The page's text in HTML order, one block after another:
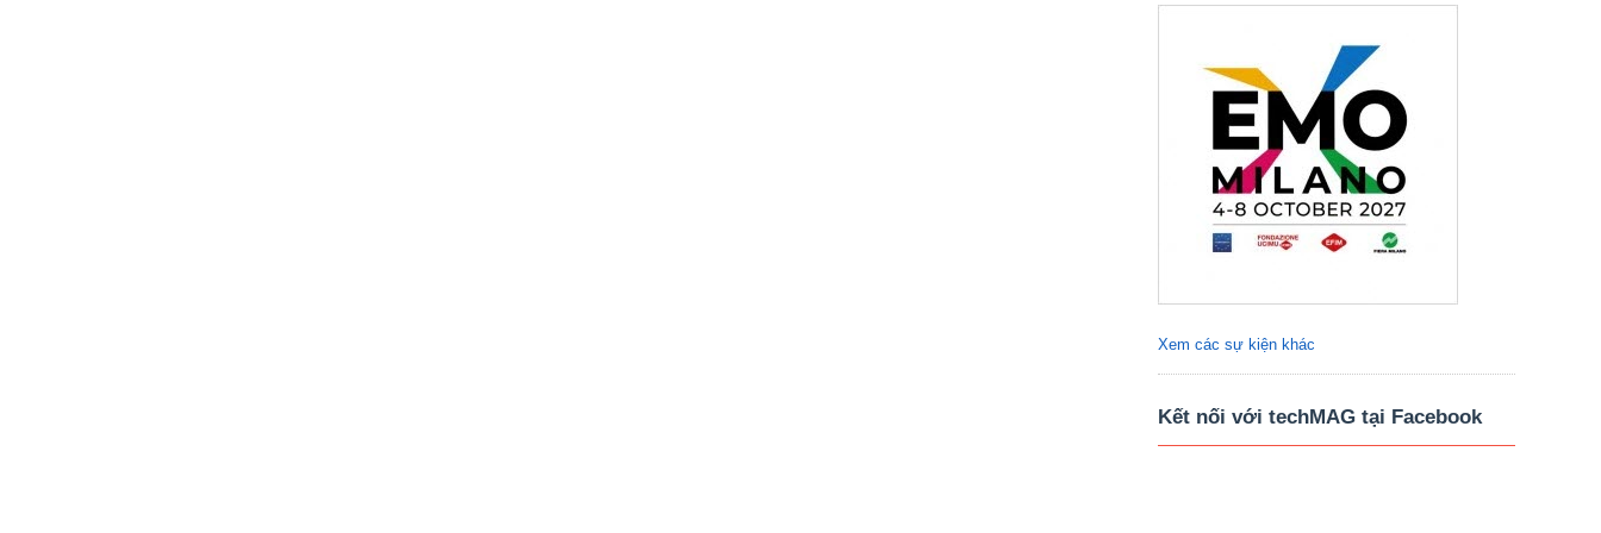
Xem các sự kiện khác
Kết nối với techMAG tại Facebook